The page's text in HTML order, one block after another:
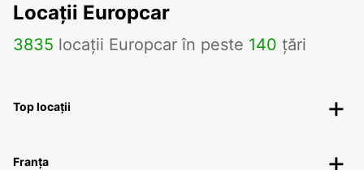
Locații Europcar
3835 locații Europcar în peste 140 țări
Top locații
Franța